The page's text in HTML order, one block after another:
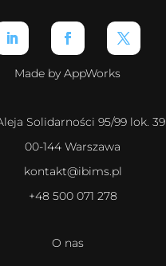
Made by AppWorks
Solidarności 95/99 lok. 39
00-144 Warszawa
kontakt@ibims.pl
+48 500 071 278
O nas